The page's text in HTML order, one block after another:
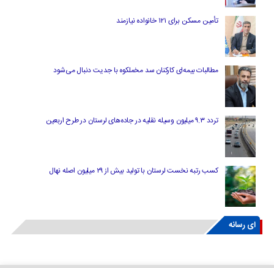
تأمین مسکن برای ۱۲۱ خانواده نیازمند
مطالبات بیمه‌ای کارکنان سد مخملکوه با جدیت دنبال می‌شود
تردد ۹.۳ میلیون وسیله نقلیه در جاده‌های لرستان در طرح اربعین
کسب رتبه نخست لرستان با تولید بیش از ۲۹ میلیون اصله نهال
ای رسانه